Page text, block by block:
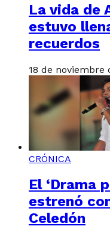
La vida de
estuvo
recuerdos
18 de noviembre
CRÓNICA
El ‘Drama
estrenó
Celedón